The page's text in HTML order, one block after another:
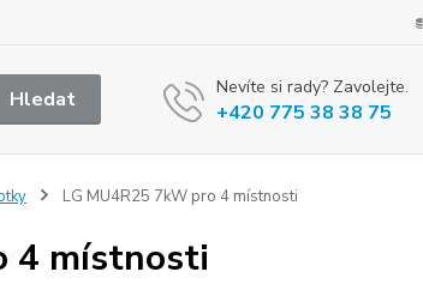
Hledat Nevíte si rady? Zavolejte.
+420 775 38 38 75
LG MU4R25 7kW pro 4 místnosti
4 místnosti